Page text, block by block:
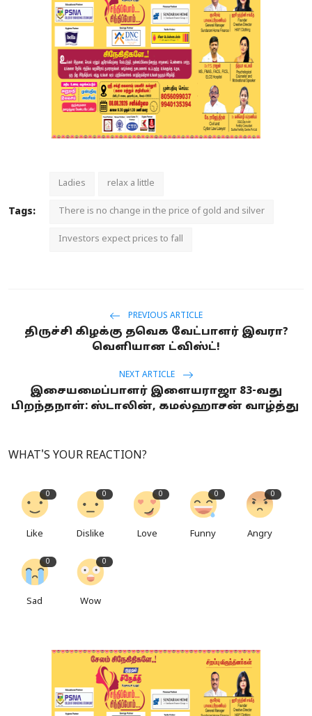
Tags:
Ladies relax a little
There is no change in the price of gold and silver
Investors expect prices to fall
PREVIOUS ARTICLE
திருச்சி கிழக்கு தவெக வேட்பாளர் இவரா?
வெளியான ட்விஸ்ட்!
NEXT ARTICLE
இசையமைப்பாளர் இளையராஜா 83-வது
பிறந்தநாள்: ஸ்டாலின், கமல்ஹாசன் வாழ்த்து
WHAT'S YOUR REACTION?
0
Like
0
Dislike
0
Love
0
Funny
0
Angry
0
Sad
0
Wow